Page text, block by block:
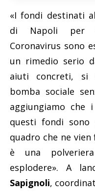
«I fondi destinati
di Napoli per
Coronavirus sono
un rimedio serio
aiuti concreti, si
bomba sociale
aggiungiamo che
questi fondi sono
quadro che ne
è una
esplodere». A
Sapignoli,